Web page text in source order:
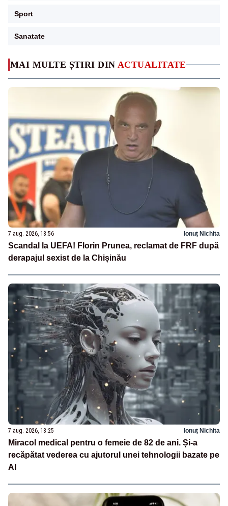
MAI MULTE ȘTIRI DIN ACTUALITATE
7 aug. 2026, 18:56 Ionuț Nichita
Scandal la UEFA! Florin Prunea, reclamat de FRF după
derapajul sexist de la Chișinău
7 aug. 2026, 18:25 Ionuț Nichita
Miracol medical pentru o femeie de 82 de ani. Și-a
recăpătat vederea cu ajutorul unei tehnologii bazate pe
AI
Sport
Sanatate